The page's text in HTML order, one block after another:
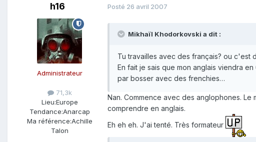
h16
Administrateur
71,3k
Lieu:Europe
Tendance:Anarcap
Ma référence:Achille
Talon
Posté 26 avril 2007
Mikhaïl Khodorkovski a dit :
Tu travailles avec des français? ou c'est
En fait je sais que mon anglais viendra
par bosser avec des frenchies…
Nan. Commence avec des anglophones.
comprendre en anglais.
Eh eh eh. J'ai tenté. Très formateur